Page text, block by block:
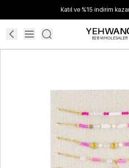
Katıl ve %15 indirim
B2B WHOLESALER